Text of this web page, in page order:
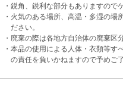
・鋭角、鋭利な部分もありますので
・火気のある場所、高温・多湿の場
ださい。
・廃棄の際は各地方自治体の廃棄区
・本品の使用による人体・衣類等す
の責任を負いかねますので予めご